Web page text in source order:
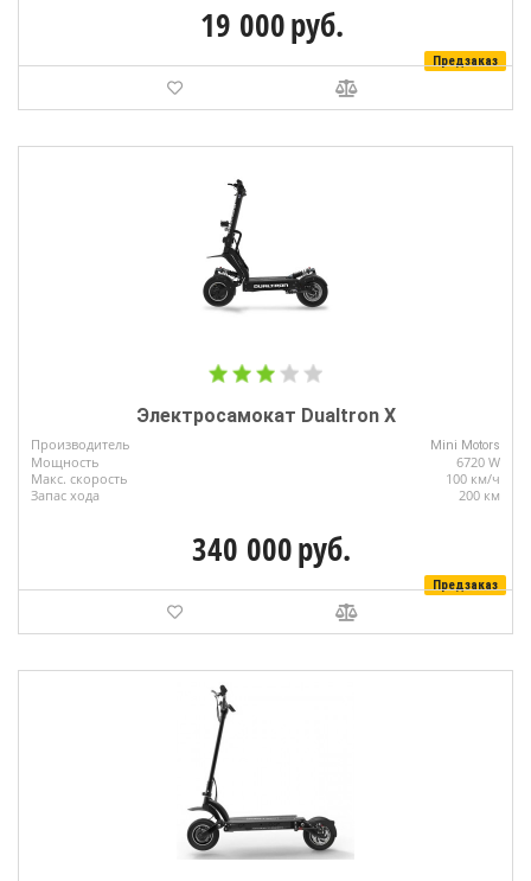
19 000руб.
Предзаказ
Электросамокат Dualtron X
Производитель Mini Motors
Мощность
6720 W
Макс. скорость
100 км/ч
Запас хода
200 км
340 000руб.
Предзаказ